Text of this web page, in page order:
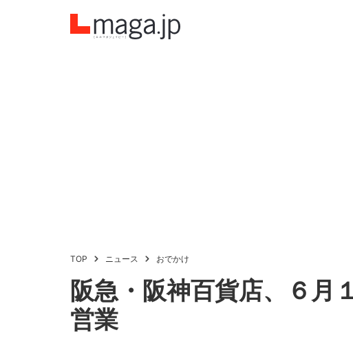
TOP ニュース おでかけ
阪急・阪神百貨店、６月
営業